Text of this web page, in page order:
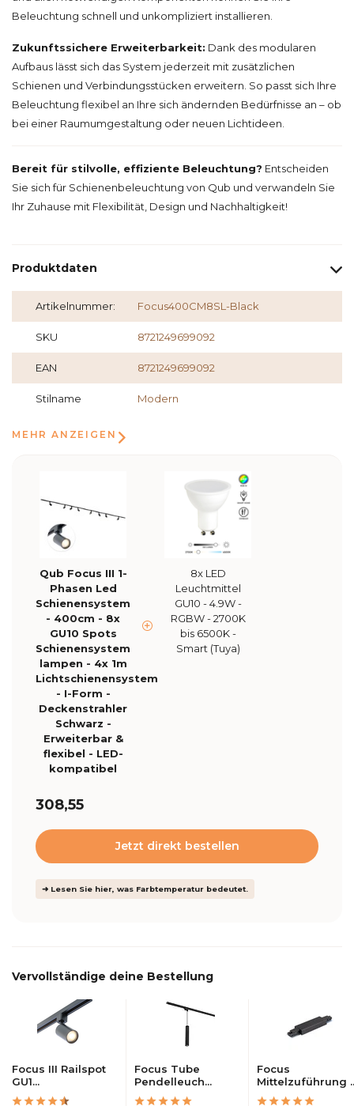
Beleuchtung schnell und unkompliziert installieren.
Zukunftssichere Erweiterbarkeit: Dank des modularen
Aufbaus lässt sich das System jederzeit mit zusätzlichen
Schienen und Verbindungsstücken erweitern. So passt sich Ihre
Beleuchtung flexibel an Ihre sich ändernden Bedürfnisse an – ob
bei einer Raumumgestaltung oder neuen Lichtideen.
Bereit für stilvolle, effiziente Beleuchtung? Entscheiden
Sie sich für Schienenbeleuchtung von Qub und verwandeln Sie
Ihr Zuhause mit Flexibilität, Design und Nachhaltigkeit!
Produktdaten
Artikelnummer: Focus400CM8SL-Black
SKU 8721249699092
EAN 8721249699092
Stilname Modern
MEHR ANZEIGEN
Qub Focus III 1-
Phasen Led
Schienensystem
- 400cm - 8x
GU10 Spots
Schienensystem
lampen - 4x 1m
Lichtschienensystem
- I-Form -
Deckenstrahler
Schwarz -
Erweiterbar &
flexibel - LED-
kompatibel
8x LED
Leuchtmittel
GU10 - 4.9W -
RGBW - 2700K
bis 6500K -
Smart (Tuya)
308,55
Jetzt direkt bestellen
➜ Lesen Sie hier, was Farbtemperatur bedeutet.
Vervollständige deine Bestellung
Focus III Railspot
GU1...
Focus Tube
Pendelleuch...
Focus
Mittelzuführung